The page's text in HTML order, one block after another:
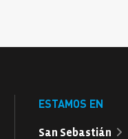
ESTAMOS EN
San Sebastián